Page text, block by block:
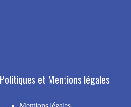
Politiques et Mentions légales
Mentions légales